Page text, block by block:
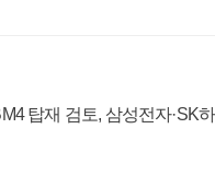
탑재 검토, 삼성전자·SK